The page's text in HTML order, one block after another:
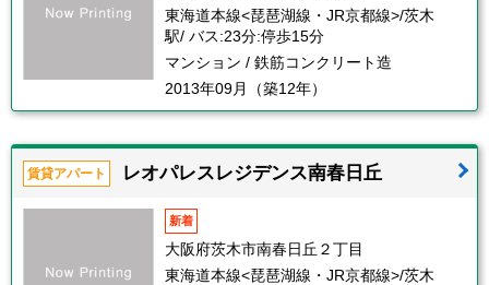
東海道本線<琵琶湖線・JR京都線>/茨木
駅/ バス:23分:停歩15分
マンション / 鉄筋コンクリート造
2013年09月（築12年）
賃貸アパート レオパレスレジデンス南春日丘
新着
大阪府茨木市南春日丘２丁目
東海道本線<琵琶湖線・JR京都線>/茨木